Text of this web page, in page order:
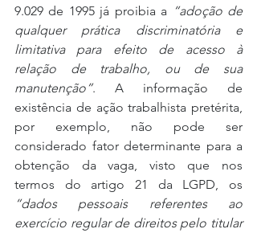
9.029 de 1995 já proibia a
“adoção de
qualquer prática discriminatória e
limitativa para efeito de acesso à
relação de trabalho, ou de sua
manutenção”. A informação de
existência de ação trabalhista pretérita,
por exemplo, não pode ser
considerado fator determinante para a
obtenção da vaga, visto que nos
“dados pessoais referentes ao
exercício regular de direitos pelo titular